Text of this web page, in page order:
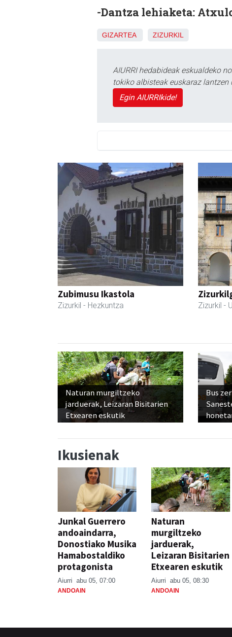
-Dantza lehiaketa:
GIZARTEA ZIZURKIL
AIURRI hedabideak eskualdeko
tokiko albisteak euskaraz
Egin AIURRIkide!
Zubimusu Ikastola
Zizurkil - Hezkuntza Zizurkil -
Naturan murgiltzeko
jarduerak, Leizaran Bisitarien
Etxearen eskutik
Bus
Ikusienak
Junkal Guerrero
andoaindarra,
Donostiako Musika
Hamabostaldiko
protagonista
Aiurri abu 05, 07:00
ANDOAIN
Naturan
murgiltzeko
jarduerak,
Leizaran Bisitarien
Etxearen eskutik
Aiurri abu 05, 08:30
ANDOAIN